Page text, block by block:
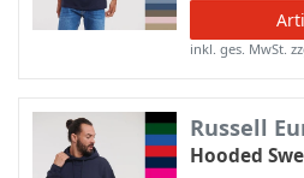
inkl. ges. MwSt.
Russell
Hooded